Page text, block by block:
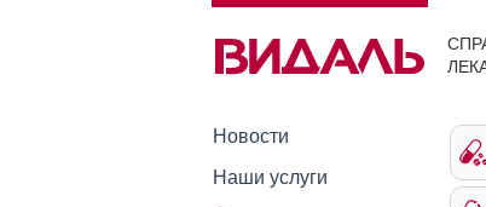
Новости
Наши услуги